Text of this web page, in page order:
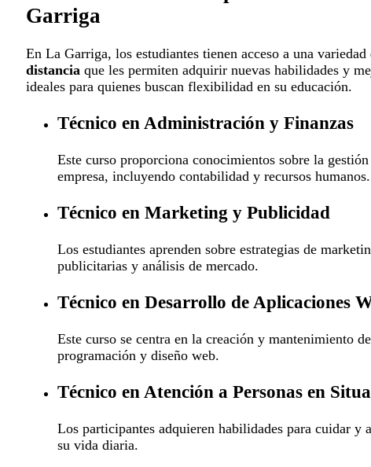
Garriga
En La Garriga, los estudiantes tienen acceso a una variedad
distancia que les permiten adquirir nuevas habilidades y
ideales para quienes buscan flexibilidad en su educación.
Técnico en Administración y Finanzas
Este curso proporciona conocimientos sobre la
empresa, incluyendo contabilidad y recursos humanos.
Técnico en Marketing y Publicidad
Los estudiantes aprenden sobre estrategias de
publicitarias y análisis de mercado.
Técnico en Desarrollo de Aplicaciones
Este curso se centra en la creación y mantenimiento
programación y diseño web.
Técnico en Atención a Personas en
Los participantes adquieren habilidades para cuidar y
su vida diaria.